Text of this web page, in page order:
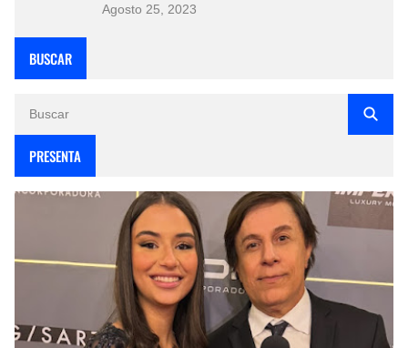
Agosto 25, 2023
BUSCAR
PRESENTA